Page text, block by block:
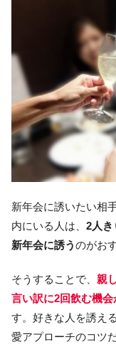
新年会に誘いたい相
内にいる人は、 2人き
新年会に誘うのがお
そうすることで、 親
言い訳に2回飲む機
す。好きな人を誘え
愛アプローチのコツだ